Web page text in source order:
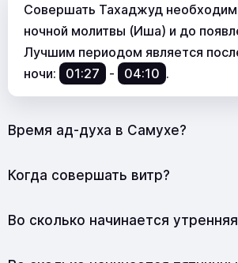
Совершать Тахаджуд
ночной молитвы (Иша) и до
Лучшим периодом является
ночи:
01:27 - 04:10 .
Время ад-духа в Самухе?
Когда совершать витр?
Во сколько начинается